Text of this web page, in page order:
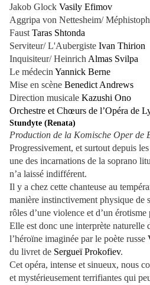
Jakob Glock Vasily Efimov
Aggripa von Nettesheim/
Faust Taras Shtonda
Serviteur/ L'Aubergiste Ivan Thirion
Inquisiteur/ Heinrich Almas Svilpa
Le médecin Yannick Berne
Mise en scène Benedict Andrews
Direction musicale Kazushi Ono
Orchestre et Chœurs de
Stundyte (Renata)
Production de la Komische Oper de
Progressivement, et surtout depuis
une des incarnations de la soprano
n’a laissé indifférent.
Il y a chez cette chanteuse au
manière instinctivement physique de
rôles d’une violence et d’un érotisme
Elle est donc une interprète naturelle
l’héroïne imaginée par le poète russe
du livret de Sergueï Prokofiev.
Cet opéra, intense et sinueux, nous
et mystérieusement terrifiantes qui